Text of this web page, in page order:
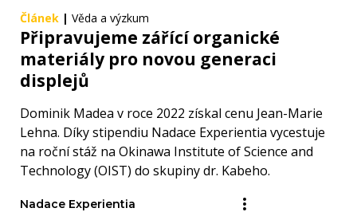
Článek | Věda a výzkum
Připravujeme zářící organické
materiály pro novou generaci
displejů
Dominik Madea v roce 2022 získal cenu Jean-Marie
Lehna. Díky stipendiu Nadace Experientia vycestuje
na roční stáž na Okinawa Institute of Science and
Technology (OIST) do skupiny dr. Kabeho.
Nadace Experientia